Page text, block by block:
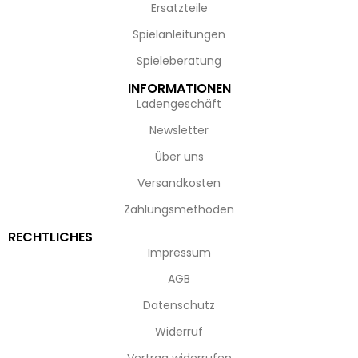
Ersatzteile
Spielanleitungen
Spieleberatung
INFORMATIONEN
Ladengeschäft
Newsletter
Über uns
Versandkosten
Zahlungsmethoden
RECHTLICHES
Impressum
AGB
Datenschutz
Widerruf